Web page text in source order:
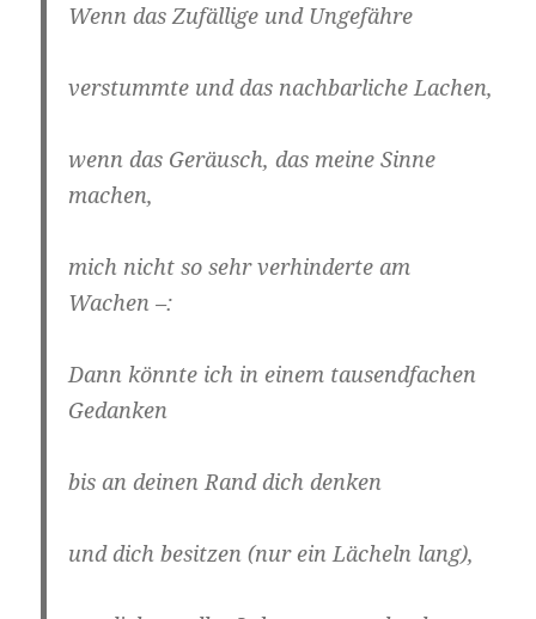
Wenn das Zufällige und Ungefähre
verstummte und das nachbarliche Lachen,
wenn das Geräusch, das meine Sinne
machen,
mich nicht so sehr verhinderte am
Wachen –:
Dann könnte ich in einem tausendfachen
Gedanken
bis an deinen Rand dich denken
und dich besitzen (nur ein Lächeln lang),